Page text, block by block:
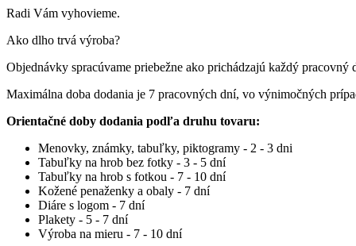
Radi Vám vyhovieme.
Ako dlho trvá výroba?
Objednávky spracúvame priebežne ako prichádzajú každý pracovný
Maximálna doba dodania je 7 pracovných dní, vo výnimočných
Orientačné doby dodania podľa druhu tovaru:
Menovky, známky, tabuľky, piktogramy - 2 - 3 dni
Tabuľky na hrob bez fotky - 3 - 5 dní
Tabuľky na hrob s fotkou - 7 - 10 dní
Kožené penaženky a obaly - 7 dní
Diáre s logom - 7 dní
Plakety - 5 - 7 dní
Výroba na mieru - 7 - 10 dní